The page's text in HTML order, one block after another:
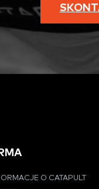
O CATAPULT